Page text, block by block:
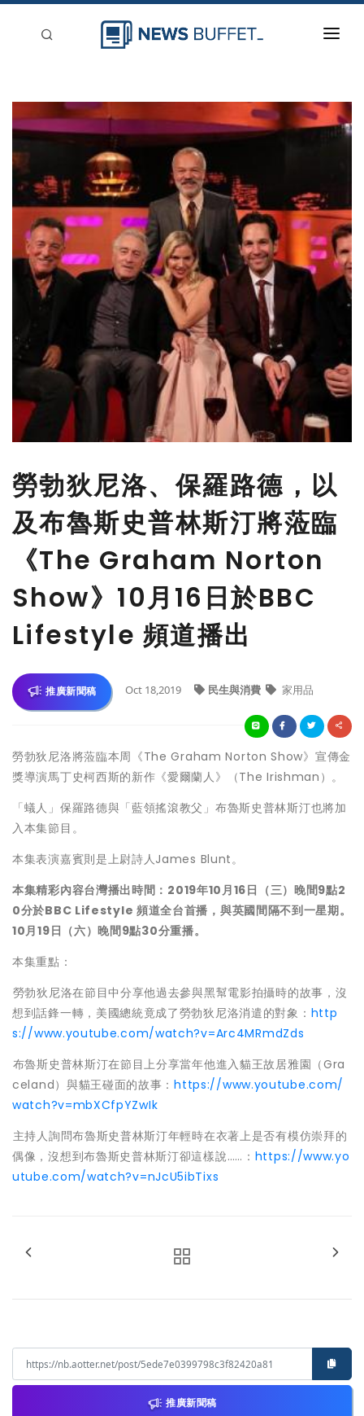
新聞稿分類
刊登
勞勃狄尼洛、保羅路德，以
及布魯斯史普林斯汀將蒞臨
《The Graham Norton
Show》10月16日於BBC
Lifestyle 頻道播出
推廣新聞稿 Oct 18,2019 民生與消費 家用品
勞勃狄尼洛將蒞臨本周《The Graham Norton Show》宣傳金
獎導演馬丁史柯西斯的新作《愛爾蘭人》（The Irishman）。
「蟻人」保羅路德與「藍領搖滾教父」布魯斯史普林斯汀也將加
入本集節目。
本集表演嘉賓則是上尉詩人James Blunt。
本集精彩內容台灣播出時間： 2019年10月16日（三）晚間9點2
0分於BBC Lifestyle 頻道全台首播，與英國間隔不到一星期。
10月19日（六）晚間9點30分重播。
本集重點：
勞勃狄尼洛在節目中分享他過去參與黑幫電影拍攝時的故事，沒
想到話鋒一轉，美國總統竟成了勞勃狄尼洛消遣的對象： http
s://www.youtube.com/watch?v=Arc4MRmdZds
布魯斯史普林斯汀在節目上分享當年他進入貓王故居雅園（Gra
celand）與貓王碰面的故事：https://www.youtube.com/
watch?v=mbXCfpYZwIk
主持人詢問布魯斯史普林斯汀年輕時在衣著上是否有模仿崇拜的
偶像，沒想到布魯斯史普林斯汀卻這樣說……： https://www.yo
utube.com/watch?v=nJcU5ibTixs
推廣新聞稿